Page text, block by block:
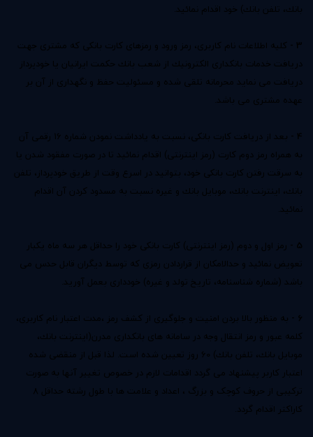
بانك، تلفن بانك) خود اقدام نمائید.
3 -
كلیه اطلاعات نام كاربری، رمز ورود و رمزهای كارت بانكی كه مشتری جهت
دریافت خدمات بانكداری الكترونیك از شعب بانك حكمت ایرانیان یا خودپرداز
دریافت می نماید محرمانه تلقی شده و مسئولیت حفظ و نگهداری از آن بر
عهده مشتری می باشد.
4 -
بعد از دریافت كارت بانكی، نسبت به یادداشت نمودن شماره 16 رقمی آن
به همراه رمز دوم كارت (رمز اینترنتی) اقدام نمائید تا در صورت مفقود شدن یا
به سرقت رفتن كارت بانكی خود، بتوانید در اسرع وقت از طریق خودپرداز، تلفن
بانك، اینترنت بانك، موبایل بانك و غیره نسبت به مسدود كردن آن اقدام
نمائید.
5 -
رمز اول و دوم (رمز اینترنتی) كارت بانكی خود را حداقل هر سه ماه یكبار
تعویض نمائید و حدالامكان از قراردادن رمزی كه توسط دیگران قابل حدس می
باشد (شماره شناسنامه، تاریخ تولد و غیره) خودداری بعمل آورید.
6 -
به منظور بالا بردن امنیت و جلوگیری از کشف رمز ،مدت اعتبار نام كاربری،
كلمه عبور و رمز انتقال وجه در سامانه های بانکداری مدرن(اینترنت بانك،
موبایل بانك، تلفن بانك) 60 روز تعیین شده است. لذا قبل از منقضی شده
اعتبار كاربر پیشنهاد می گردد اقدامات لازم در خصوص تغییر آنها به صورت
ترکیبی از حروف کوچک و بزرگ ، اعداد و علامت ها با طول رشته حداقل 8
کاراکتر اقدام گردد.